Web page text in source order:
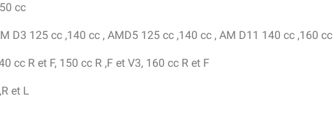
cc
D3 125 cc ,140 cc , AMD5 125 cc ,140 cc , AM D11 140 cc ,160 cc
cc R et F, 150 cc R ,F et V3, 160 cc R et F
et L